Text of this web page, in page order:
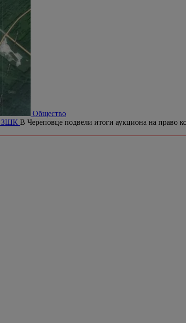
Общество
ЗШК В Череповце подвели итоги аукциона на право